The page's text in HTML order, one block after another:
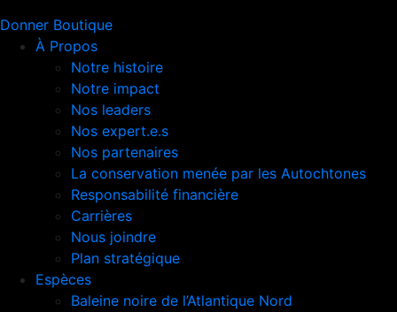
Donner Boutique
À Propos
Notre histoire
Notre impact
Nos leaders
Nos expert.e.s
Nos partenaires
La conservation menée par les Autochtones
Responsabilité financière
Carrières
Nous joindre
Plan stratégique
Espèces
Baleine noire de l’Atlantique Nord